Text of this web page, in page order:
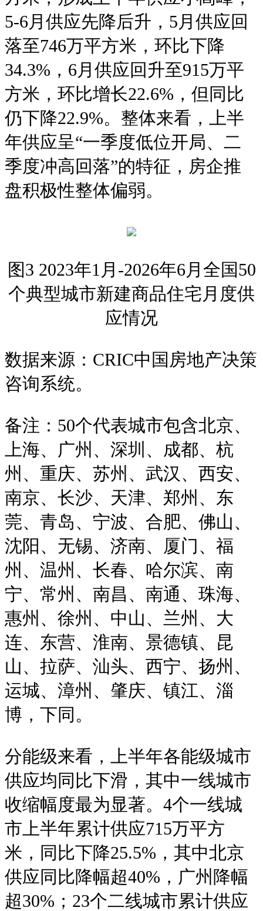
5-6月供应先降后升，5月供应回
落至746万平方米，环比下降
34.3%，6月供应回升至915万平
方米，环比增长22.6%，但同比
仍下降22.9%。整体来看，上半
年供应呈“一季度低位开局、二
季度冲高回落”的特征，房企推
盘积极性整体偏弱。
图3 2023年1月-2026年6月全国50
个典型城市新建商品住宅月度供
应情况
数据来源：CRIC中国房地产决策
咨询系统。
备注：50个代表城市包含北京、
上海、广州、深圳、成都、杭
州、重庆、苏州、武汉、西安、
南京、长沙、天津、郑州、东
莞、青岛、宁波、合肥、佛山、
沈阳、无锡、济南、厦门、福
州、温州、长春、哈尔滨、南
宁、常州、南昌、南通、珠海、
惠州、徐州、中山、兰州、大
连、东营、淮南、景德镇、昆
山、拉萨、汕头、西宁、扬州、
运城、漳州、肇庆、镇江、淄
博，下同。
分能级来看，上半年各能级城市
供应均同比下滑，其中一线城市
收缩幅度最为显著。4个一线城
市上半年累计供应715万平方
米，同比下降25.5%，其中北京
供应同比降幅超40%，广州降幅
超30%；23个二线城市累计供应